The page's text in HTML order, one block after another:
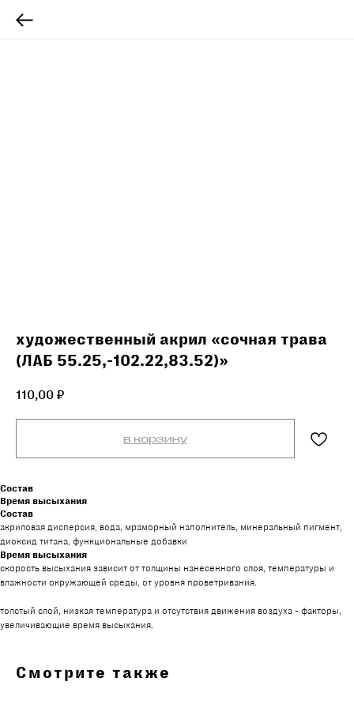
художественный акрил «сочная трава
(ЛАБ 55.25,-102.22,83.52)»
110,00 ₽
в корзину
Состав
Время высыхания
Состав
акриловая дисперсия, вода, мраморный наполнитель, минеральный пигмент,
диоксид титана, функциональные добавки
Время высыхания
скорость высыхания зависит от толщины нанесенного слоя, температуры и
влажности окружающей среды, от уровня проветривания.
толстый слой, низкая температура и отсутствия движения воздуха - факторы,
увеличивающие время высыхания.
Смотрите также